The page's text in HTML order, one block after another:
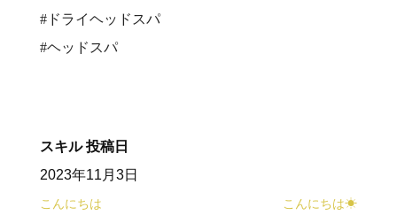
#ドライヘッドスパ
#ヘッドスパ
スキル 投稿日
2023年11月3日
こんにちは こんにちは☀